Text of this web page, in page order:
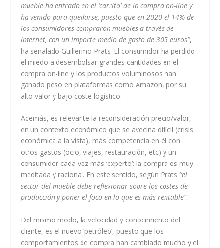
mueble ha entrado en el ‘carrito’ de la compra on-line y
ha venido para quedarse, puesto que en 2020 el 14% de
los consumidores compraron muebles a través de
internet, con un importe medio de gasto de 305 euros”,
ha señalado Guillermo Prats. El consumidor ha perdido
el miedo a desembolsar grandes cantidades en el
compra on-line y los productos voluminosos han
ganado peso en plataformas como Amazon, por su
alto valor y bajo coste logístico.
Además, es relevante la reconsideración precio/valor,
en un contexto económico que se avecina difícil (crisis
económica a la vista), más competencia en él con
otros gastos (ocio, viajes, restauración, etc) y un
consumidor cada vez más ‘experto’: la compra es muy
meditada y racional. En este sentido, según Prats “el
sector del mueble debe reflexionar sobre los costes de
producción y poner el foco en lo que es más rentable”.
Del mismo modo, la velocidad y conocimiento del
cliente, es el nuevo ‘petróleo’, puesto que los
comportamientos de compra han cambiado mucho y el